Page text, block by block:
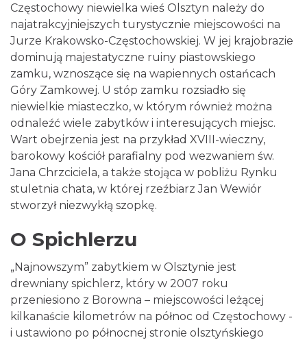
Częstochowy niewielka wieś Olsztyn należy do
najatrakcyjniejszych turystycznie miejscowości na
Jurze Krakowsko-Częstochowskiej. W jej krajobrazie
dominują majestatyczne ruiny piastowskiego
zamku, wznoszące się na wapiennych ostańcach
Góry Zamkowej. U stóp zamku rozsiadło się
niewielkie miasteczko, w którym również można
odnaleźć wiele zabytków i interesujących miejsc.
Wart obejrzenia jest na przykład XVIII-wieczny,
barokowy kościół parafialny pod wezwaniem św.
Jana Chrzciciela, a także stojąca w pobliżu Rynku
stuletnia chata, w której rzeźbiarz Jan Wewiór
stworzył niezwykłą szopkę.
O Spichlerzu
„Najnowszym” zabytkiem w Olsztynie jest
drewniany spichlerz, który w 2007 roku
przeniesiono z Borowna – miejscowości leżącej
kilkanaście kilometrów na północ od Częstochowy -
i ustawiono po północnej stronie olsztyńskiego